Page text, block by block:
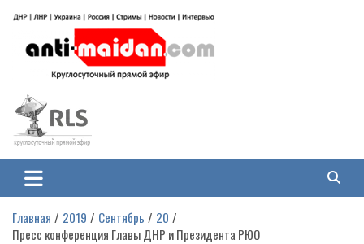
содержимому
Антимайдан: Гражданская война
на Украине
гражданской войне на Украине, включая события в Новороссии, ДНР,
ЛНР и других регионах.
Главная 2019 Сентябрь
20
Пресс конференция Главы ДНР и Президента РЮО